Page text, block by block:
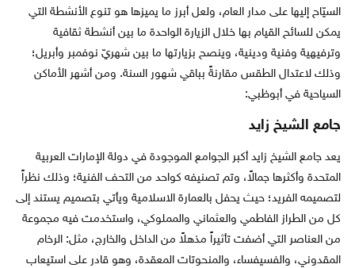
السيّاح إليها على مدار العام، ولعل أبرز ما يميزها هو تنوع الأنشطة التي
يمكن للسائح القيام بها خلال الزيارة الواحدة ما بين أنشطة ثقافية
وترفيهية وفنية ودينية، وينصح بزيارتها ما بين شهريّ نوفمبر وأبريل؛
وذلك لاعتدال الطقس مقارنةً بباقي شهور السنة. ومن أشهر الأماكن
السياحية في أبوظبي:
جامع الشيخ زايد
يعد جامع الشيخ زايد أكبر الجوامع الموجودة في دولة الإمارات العربية
المتحدة وأكثرها جمالاً، وتم تصنيفه كواحد من التحف الفنية؛ وذلك نظراً
لتصميمه الفريد؛ حيث يحفل بالعمارة الاسلامية ويأتي بتصميم يستند إلى
كل من الطراز الفاطمي والعثماني والمملوكي، واستخدمت فيه مجموعة
من العناصر التي أضفت تأثيراً مذهلاً من الداخل والخارج، مثل: الرخام
المقدوني، والفسيفساء، والمنحوتات المعقدة، وهو قادر على استيعاب